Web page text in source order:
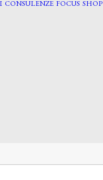
CONSULENZE FOCUS SHOP